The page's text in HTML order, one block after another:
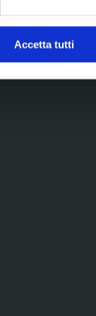
media e per
partner che si
che ha
Accetta tutti